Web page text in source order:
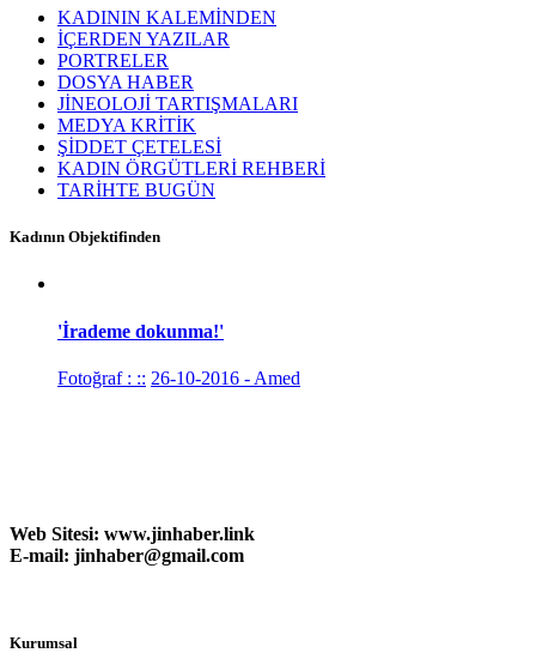
KADININ KALEMİNDEN
İÇERDEN YAZILAR
PORTRELER
DOSYA HABER
JİNEOLOJİ TARTIŞMALARI
MEDYA KRİTİK
ŞİDDET ÇETELESİ
KADIN ÖRGÜTLERİ REHBERİ
TARİHTE BUGÜN
Kadının Objektifinden
'İrademe dokunma!'
Fotoğraf : :: 26-10-2016 - Amed
Web Sitesi: www.jinhaber.link
E-mail: jinhaber@gmail.com
Kurumsal